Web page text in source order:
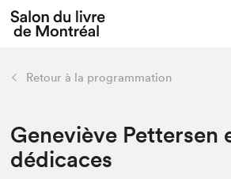
Tout sur l'édition 2022
Actualités
retour
Édition 2022
Liens pratiques
Retour à la programmation
Geneviève Pettersen
dédicaces